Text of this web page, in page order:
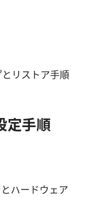
リストア手順
定手順
ハードウェア